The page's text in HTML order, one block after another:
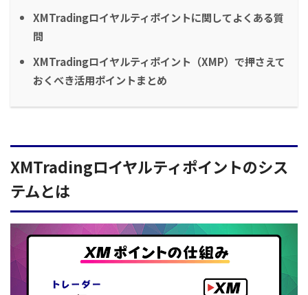
XMTradingロイヤルティポイントに関してよくある質
問
XMTradingロイヤルティポイント（XMP）で押さえて
おくべき活用ポイントまとめ
XMTradingロイヤルティポイントのシス
テムとは